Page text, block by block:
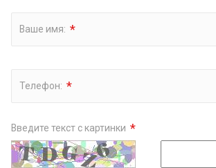
Ваше имя: *
Телефон: *
Введите текст с картинки *